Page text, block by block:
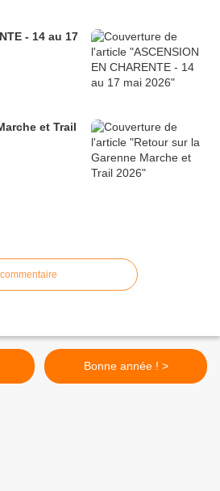
- 14 au 17
et Trail
Bonne année ! >